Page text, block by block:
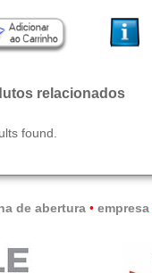
relacionados
found.
de abertura • empresa